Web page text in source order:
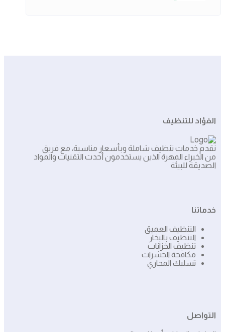
الفؤاد للتنظيف
نقدم خدمات تنظيف شاملة وبأسعار مناسبة، مع فريق
من الخبراء المهرة الذين يستخدمون أحدث التقنيات والمواد
الصديقة للبيئة
خدماتنا
التنظيف العميق
التنظيف بالبخار
تنظيف الخزانات
مكافحة الحشرات
تسليك المجاري
التواصل